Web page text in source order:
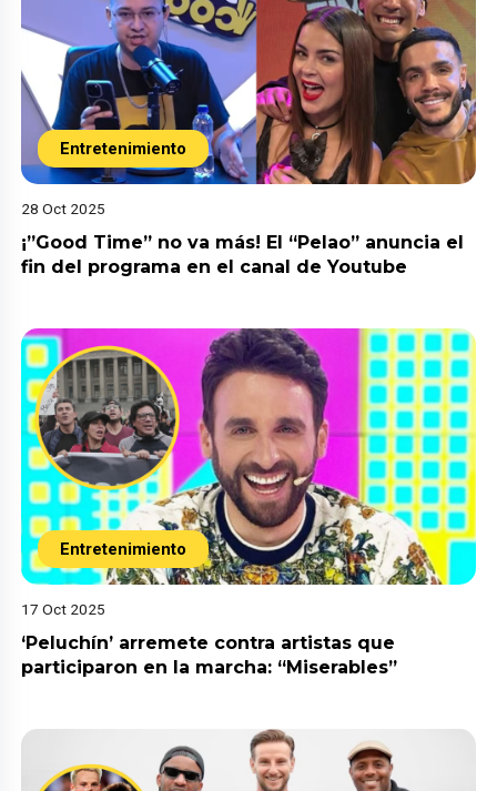
Entretenimiento
28 Oct 2025
¡”Good Time” no va más! El “Pelao” anuncia el
fin del programa en el canal de Youtube
Entretenimiento
17 Oct 2025
‘Peluchín’ arremete contra artistas que
participaron en la marcha: “Miserables”